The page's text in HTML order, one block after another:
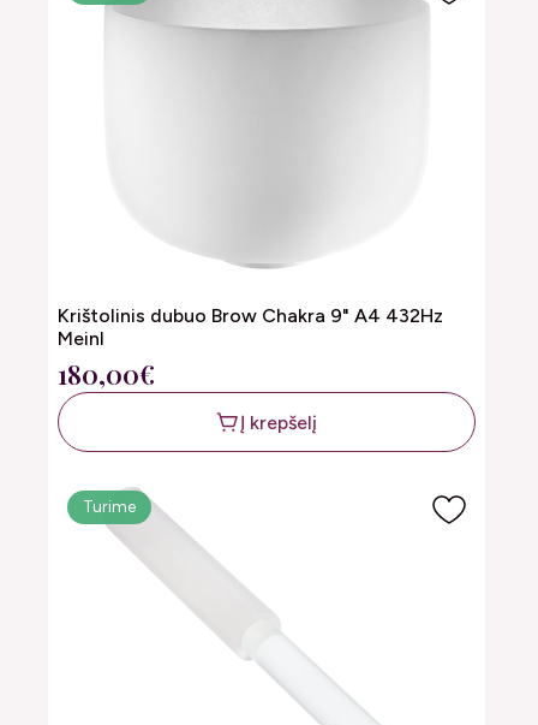
Krištolinis dubuo Brow Chakra 9" A4 432Hz
Meinl
180,00€
Į krepšelį
Turime